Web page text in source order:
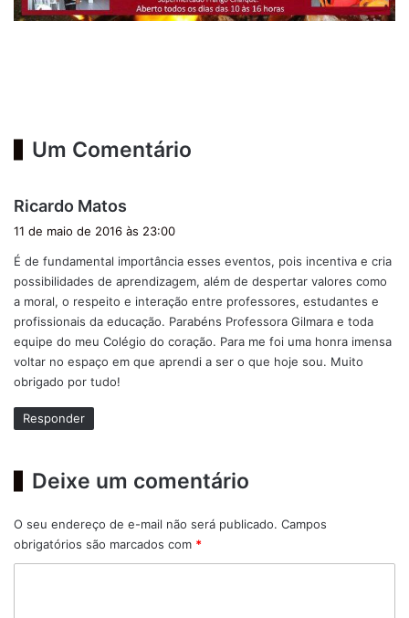
Um Comentário
Ricardo Matos
i
s
e
:
11 de maio de 2016 às 23:00
É de fundamental importância esses eventos, pois incentiva e cria
possibilidades de aprendizagem, além de despertar valores como
a moral, o respeito e interação entre professores, estudantes e
profissionais da educação. Parabéns Professora Gilmara e toda
equipe do meu Colégio do coração. Para me foi uma honra imensa
voltar no espaço em que aprendi a ser o que hoje sou. Muito
obrigado por tudo!
Responder
Deixe um comentário
O seu endereço de e-mail não será publicado. Campos
obrigatórios são marcados com *